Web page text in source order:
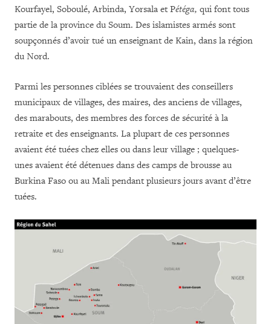
Kourfayel, Soboulé, Arbinda, Yorsala et Pétéga, qui font tous
partie de la province du Soum. Des islamistes armés sont
soupçonnés d’avoir tué un enseignant de Kain, dans la région
du Nord.
Parmi les personnes ciblées se trouvaient des conseillers
municipaux de villages, des maires, des anciens de villages,
des marabouts, des membres des forces de sécurité à la
retraite et des enseignants. La plupart de ces personnes
avaient été tuées chez elles ou dans leur village ; quelques-
unes avaient été détenues dans des camps de brousse au
Burkina Faso ou au Mali pendant plusieurs jours avant d’être
tuées.